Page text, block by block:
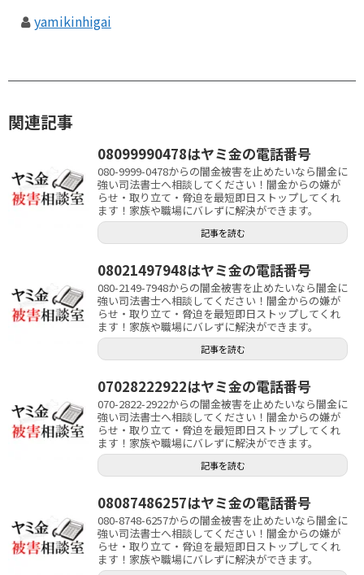
yamikinhigai
関連記事
08099990478はヤミ金の電話番号
080-9999-0478からの闇金被害を止めたいなら闇金に
強い司法書士へ相談してください！闇金からの嫌が
らせ・取り立て・脅迫を最短即日ストップしてくれ
ます！家族や職場にバレずに解決ができます。
記事を読む
08021497948はヤミ金の電話番号
080-2149-7948からの闇金被害を止めたいなら闇金に
強い司法書士へ相談してください！闇金からの嫌が
らせ・取り立て・脅迫を最短即日ストップしてくれ
ます！家族や職場にバレずに解決ができます。
記事を読む
07028222922はヤミ金の電話番号
070-2822-2922からの闇金被害を止めたいなら闇金に
強い司法書士へ相談してください！闇金からの嫌が
らせ・取り立て・脅迫を最短即日ストップしてくれ
ます！家族や職場にバレずに解決ができます。
記事を読む
08087486257はヤミ金の電話番号
080-8748-6257からの闇金被害を止めたいなら闇金に
強い司法書士へ相談してください！闇金からの嫌が
らせ・取り立て・脅迫を最短即日ストップしてくれ
ます！家族や職場にバレずに解決ができます。